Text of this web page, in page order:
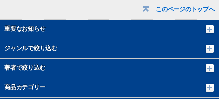
このページのトップへ
重要なお知らせ
ジャンルで絞り込む
著者で絞り込む
商品カテゴリー